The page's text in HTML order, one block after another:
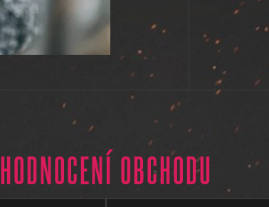
HODNOCENÍ OBCHODU